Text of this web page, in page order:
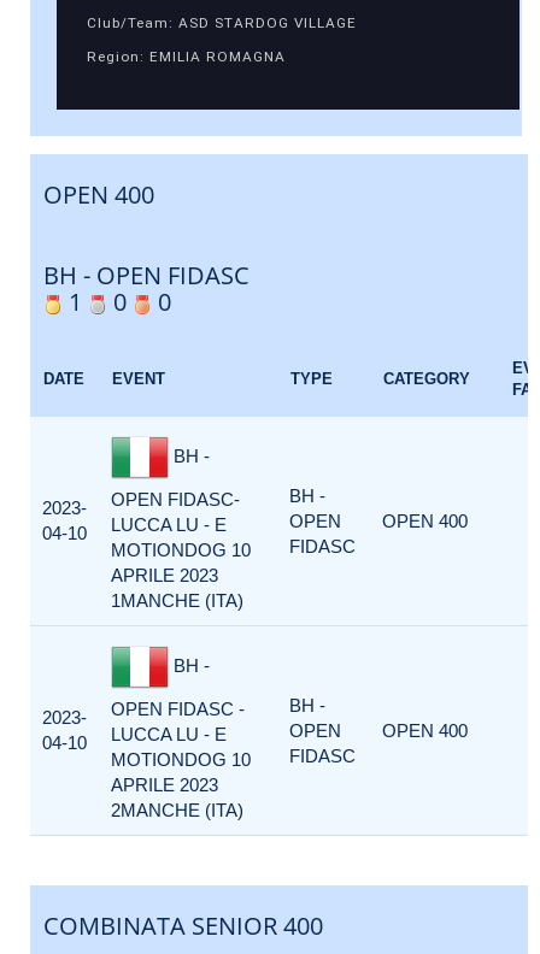
Club/Team: ASD STARDOG VILLAGE
Region: EMILIA ROMAGNA
OPEN 400
BH - OPEN FIDASC
1
0 0
DATE EVENT TYPE CATEGORY
2023-
04-10
BH -
OPEN FIDASC-
LUCCA LU - E
MOTIONDOG 10
APRILE 2023
1MANCHE (ITA)
BH -
OPEN
FIDASC
OPEN 400
2023-
04-10
BH -
OPEN FIDASC -
LUCCA LU - E
MOTIONDOG 10
APRILE 2023
2MANCHE (ITA)
BH -
OPEN
FIDASC
OPEN 400
COMBINATA SENIOR 400